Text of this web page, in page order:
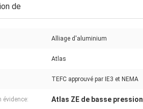
de
Alliage d'aluminium
Atlas
TEFC approuvé par IE3 et NEMA
évidence: Atlas ZE de basse pression